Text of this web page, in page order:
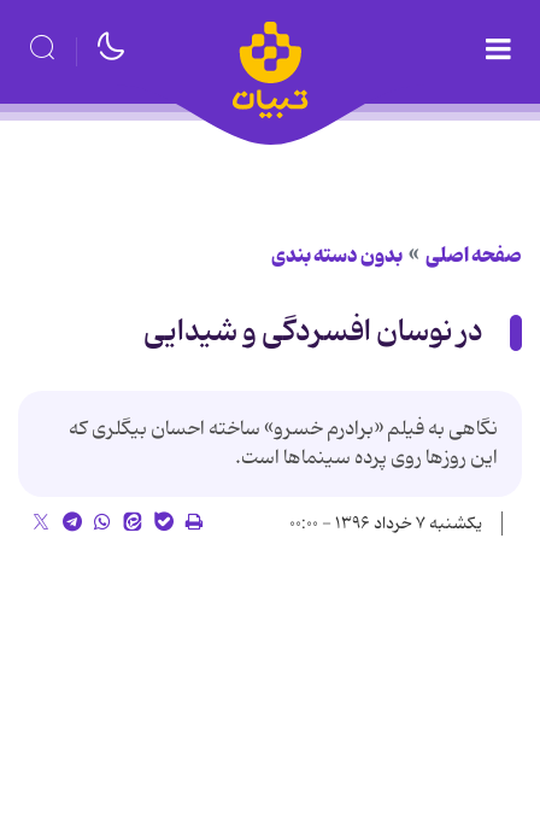
صفحه اصلی بدون دسته بندی
در نوسان افسردگی و شیدایی
نگاهی به فیلم «برادرم خسرو» ساخته احسان بیگلری که
این روزها روی پرده سینماها است.
یکشنبه ۷ خرداد ۱۳۹۶ - ۰۰:۰۰